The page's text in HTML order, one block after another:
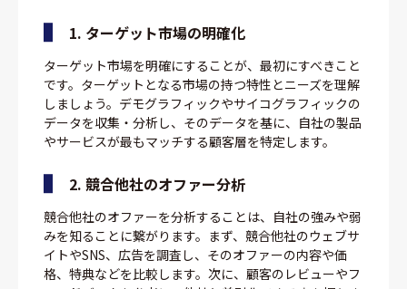
1. ターゲット市場の明確化
ターゲット市場を明確にすることが、最初にすべきこと
です。ターゲットとなる市場の持つ特性とニーズを理解
しましょう。デモグラフィックやサイコグラフィックの
データを収集・分析し、そのデータを基に、自社の製品
やサービスが最もマッチする顧客層を特定します。
2. 競合他社のオファー分析
競合他社のオファーを分析することは、自社の強みや弱
みを知ることに繋がります。まず、競合他社のウェブサ
イトやSNS、広告を調査し、そのオファーの内容や価
格、特典などを比較します。次に、顧客のレビューやフ